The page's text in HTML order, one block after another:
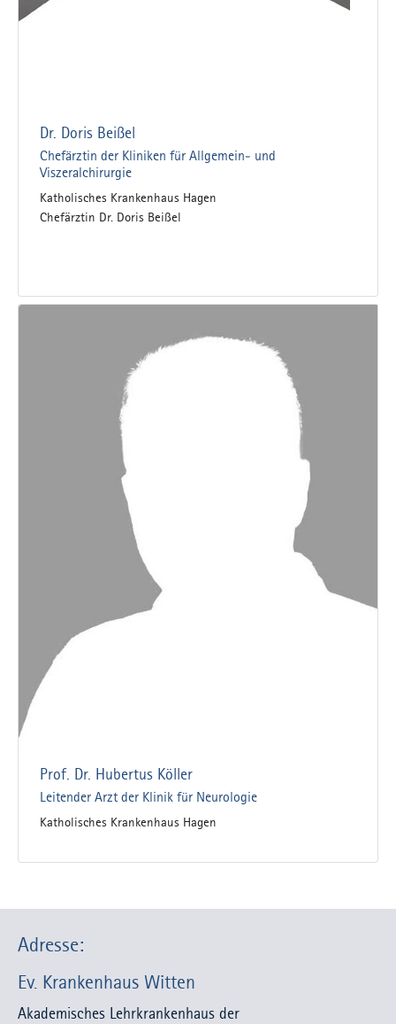
Dr. Doris Beißel
Chefärztin der Kliniken für Allgemein- und
Viszeralchirurgie
Katholisches Krankenhaus Hagen
Chefärztin Dr. Doris Beißel
Prof. Dr. Hubertus Köller
Leitender Arzt der Klinik für Neurologie
Katholisches Krankenhaus Hagen
Adresse:
Ev. Krankenhaus Witten
Akademisches Lehrkrankenhaus der